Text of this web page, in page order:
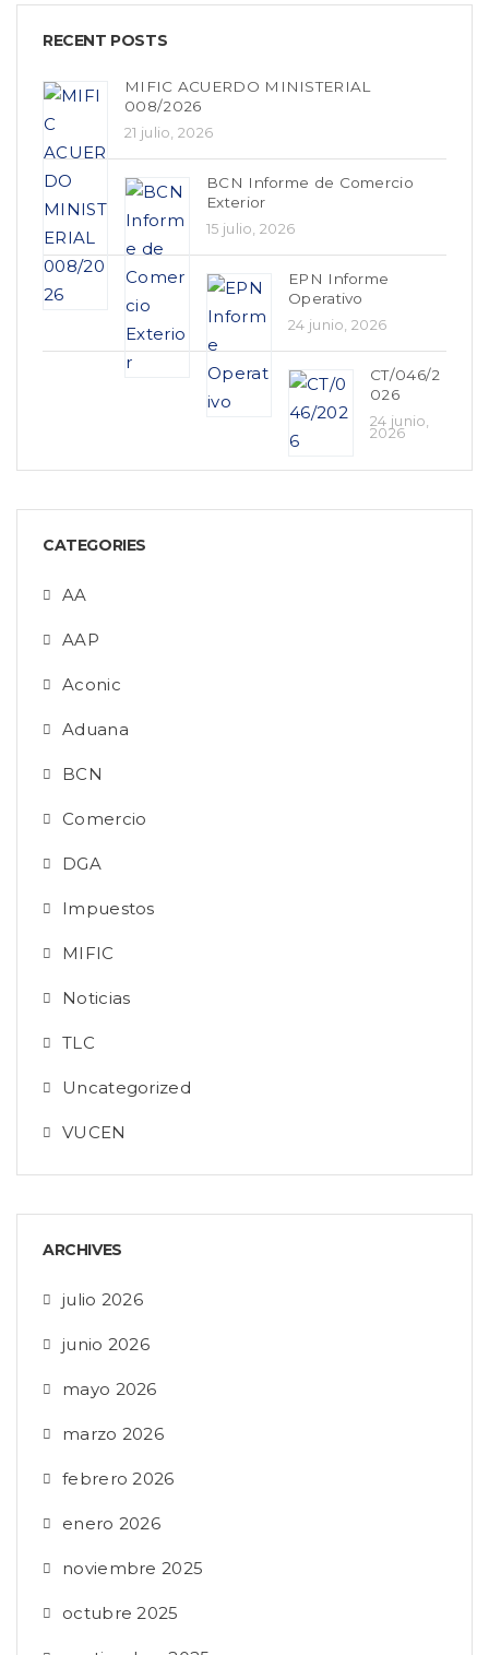
RECENT POSTS
MIFIC ACUERDO MINISTERIAL
008/2026
21 julio, 2026
BCN Informe de Comercio
Exterior
15 julio, 2026
EPN Informe
Operativo
24 junio, 2026
CT/046/2
026
24 junio,
2026
CATEGORIES
AA
AAP
Aconic
Aduana
BCN
Comercio
DGA
Impuestos
MIFIC
Noticias
TLC
Uncategorized
VUCEN
ARCHIVES
julio 2026
junio 2026
mayo 2026
marzo 2026
febrero 2026
enero 2026
noviembre 2025
octubre 2025